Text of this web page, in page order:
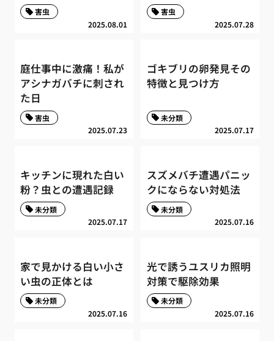
2025.08.01
害虫
2025.07.28
害虫
庭仕事中に激痛！私が
アシナガバチに刺され
た日
2025.07.23
害虫
ゴキブリの卵発見その
特徴と見つけ方
2025.07.17
未分類
キッチンに現れた白い
粉？虫との遭遇記録
2025.07.17
未分類
スズメバチ遭遇パニッ
クにならない対処法
2025.07.16
未分類
家で見かける白い小さ
い虫の正体とは
2025.07.16
未分類
光で誘うユスリカ照明
対策で駆除効果
2025.07.16
未分類